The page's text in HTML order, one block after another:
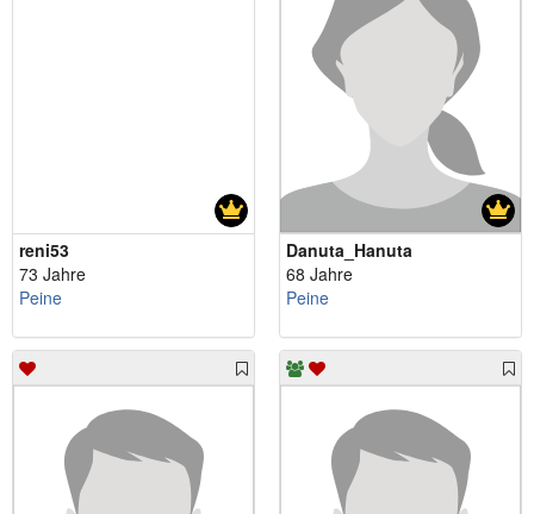
reni53
73 Jahre
Peine
Danuta_Hanuta
68 Jahre
Peine